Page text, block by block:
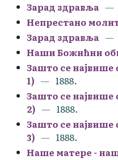
Зарад здравља
Непрестано
Зарад здравља
Наши Божићни
Зашто се
1)
1888.
Зашто се
2)
1888.
Зашто се
3)
1888.
Наше матере -